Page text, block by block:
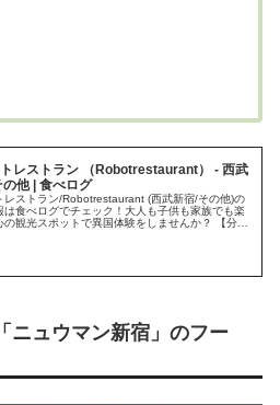
レストラン （Robotrestaurant） - 西武
の他 | 食べログ
レストラン/Robotrestaurant (西武新宿/その他)の
は食べログでチェック！大人も子供も家族でも楽
の観光スポットで異国体験をしませんか？ 【分
ニュウマン新宿」のフー